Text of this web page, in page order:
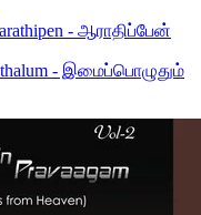
- ஆராதிப்பேன்
- இமைப்பொழுதும்